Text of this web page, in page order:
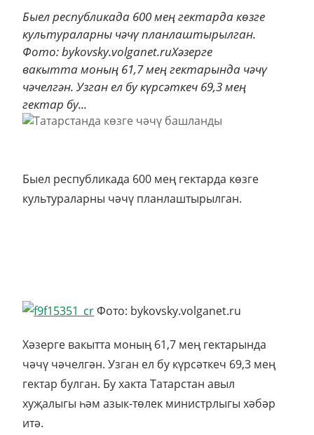
Быел республикада 600 мең гектарда көзге
культураларны чәчү планлаштырылган.
Фото: bykovsky.volganet.ruХәзерге
вакытта моның 61,7 мең гектарында чәчү
чәчелгән. Узган ел бу күрсәткеч 69,3 мең
гектар бу...
Быел республикада 600 мең гектарда көзге
культураларны чәчү планлаштырылган.
Фото: bykovsky.volganet.ru
Хәзерге вакытта моның 61,7 мең гектарында
чәчү чәчелгән. Узган ел бу күрсәткеч 69,3 мең
гектар булган. Бу хакта Татарстан авыл
хуҗалыгы һәм азык-төлек министрлыгы хәбәр
итә.